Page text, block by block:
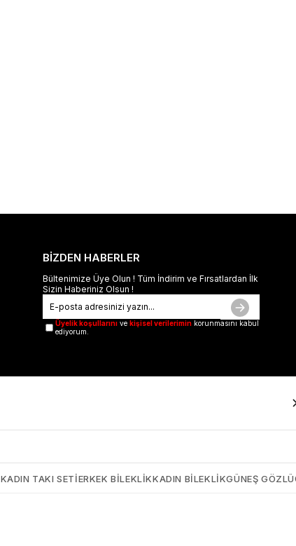
BİZDEN HABERLER
Bültenimize Üye Olun ! Tüm İndirim ve Fırsatlardan İlk
Sizin Haberiniz Olsun !
Üyelik koşullarını ve kişisel verilerimin korunmasını kabul
ediyorum.
KADIN TAKI SETIERKEK BILEKLIKKADIN BILEKLIKGÜNEŞ